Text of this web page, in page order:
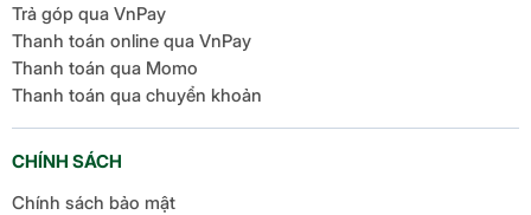
Trả góp qua VnPay
Thanh toán online qua VnPay
Thanh toán qua Momo
Thanh toán qua chuyển khoản
CHÍNH SÁCH
Chính sách bảo mật